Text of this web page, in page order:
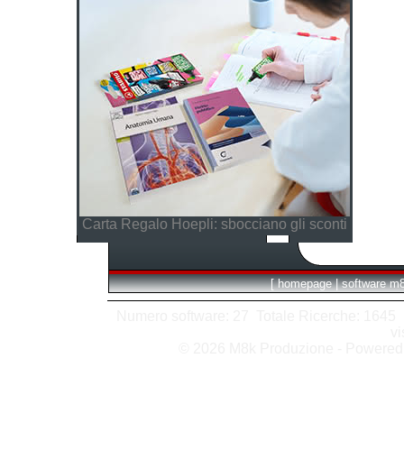
Carta Regalo Hoepli: sbocciano gli sconti
[ homepage | software